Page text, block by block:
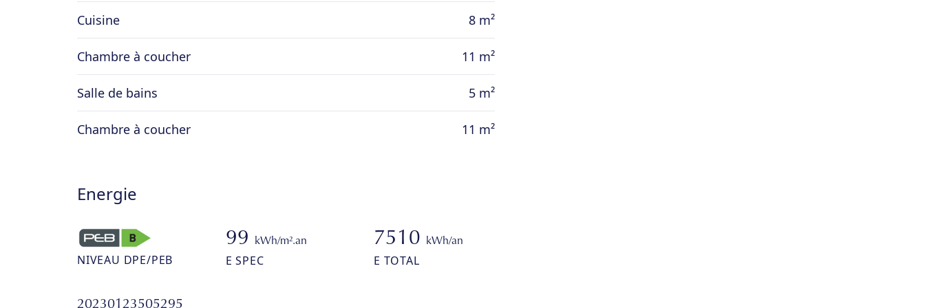
Cuisine 8 m²
Chambre à coucher 11 m²
Salle de bains 5 m²
Chambre à coucher 11 m²
Energie
NIVEAU DPE/PEB
99 kWh/m².an
E SPEC
7510 kWh/an
E TOTAL
20230123505295